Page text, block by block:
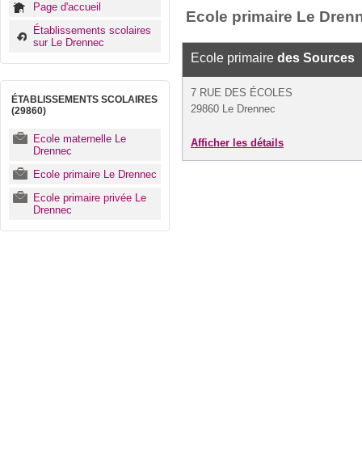
Page d'accueil
Établissements scolaires
sur Le Drennec
ÉTABLISSEMENTS SCOLAIRES
(29860)
Ecole maternelle Le
Drennec
Ecole primaire Le Drennec
Ecole primaire privée Le
Drennec
Ecole primaire Le
Ecole primaire des Sources
7 RUE DES ÉCOLES
29860 Le Drennec
Afficher les détails